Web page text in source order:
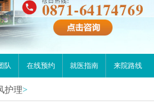
队 在线预约 就医指南 来院路线
护理>